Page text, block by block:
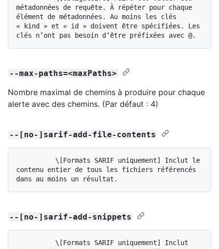
métadonnées de requête. À répéter pour chaque
élément de métadonnées. Au moins les clés
« kind » et « id » doivent être spécifiées. Les
--max-paths=<maxPaths>
Nombre maximal de chemins à produire pour chaque
alerte avec des chemins. (Par défaut : 4)
--[no-]sarif-add-file-contents
contenu entier de tous les fichiers référencés
--[no-]sarif-add-snippets